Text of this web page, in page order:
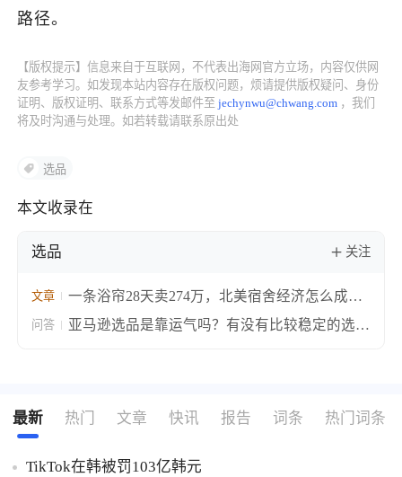
路径。
【版权提示】信息来自于互联网，不代表出海网官方立场，内容仅供网
友参考学习。如发现本站内容存在版权问题，烦请提供版权疑问、身份
证明、版权证明、联系方式等发邮件至jechynwu@chwang.com ，我们
将及时沟通与处理。如若转载请联系原出处
选品
本文收录在
选品 关注
文章
一条浴帘28天卖274万，北美宿舍经济怎么成了
跨境卖家的提款机？
问答
亚马逊选品是靠运气吗？有没有比较稳定的选品
最新 热门 文章 快讯 报告 词条 热门词条
TikTok在韩被罚103亿韩元